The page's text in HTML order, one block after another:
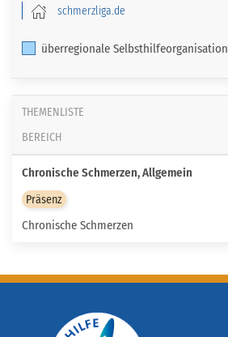
schmerzliga.de
überregionale Selbsthilfeorganisation
THEMENLISTE
BEREICH
Chronische Schmerzen, Allgemein
Präsenz
Chronische Schmerzen